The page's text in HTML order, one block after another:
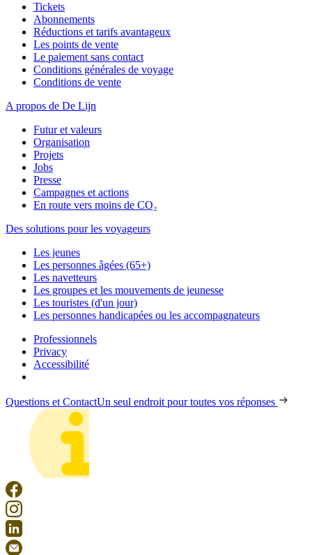
Tickets
Abonnements
Réductions et tarifs avantageux
Les points de vente
Le paiement sans contact
Conditions générales de voyage
Conditions de vente
A propos de De Lijn
Futur et valeurs
Organisation
Projets
Jobs
Presse
Campagnes et actions
En route vers moins de CO₂
Des solutions pour les voyageurs
Les jeunes
Les personnes âgées (65+)
Les navetteurs
Les groupes et les mouvements de jeunesse
Les touristes (d'un jour)
Les personnes handicapées ou les accompagnateurs
Professionnels
Privacy
Accessibilité
Questions et ContactUn seul endroit pour toutes vos réponses